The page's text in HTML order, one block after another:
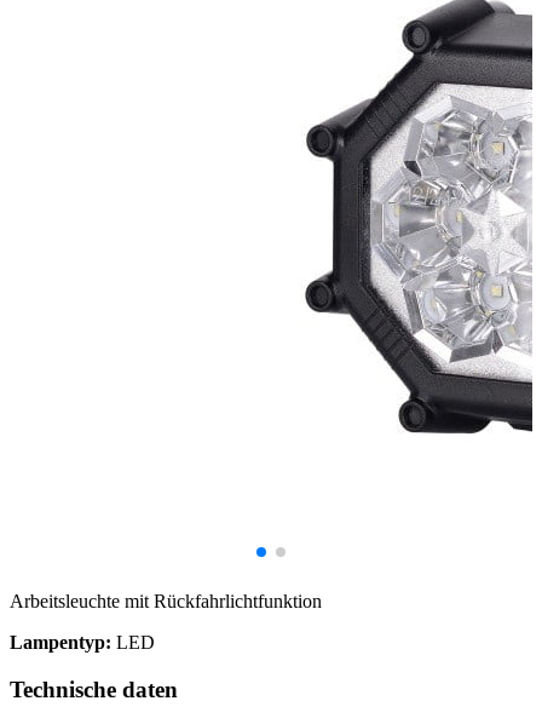
Arbeitsleuchte mit Rückfahrlichtfunktion
Lampentyp: LED
Technische daten